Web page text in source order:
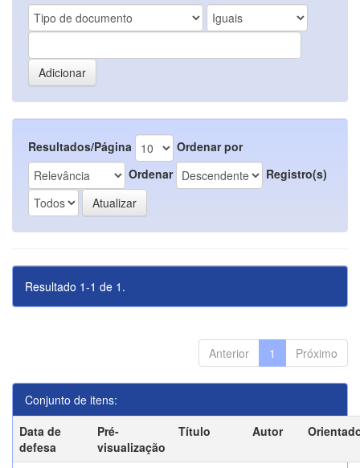
Resultados/Página
Ordenar por
Ordenar
Registro(s)
Resultado 1-1 de 1.
Anterior 1 Próximo
Conjunto de itens:
Data de
defesa
Pré-
visualização
Título Autor